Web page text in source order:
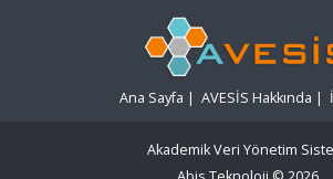
Ana Sayfa | AVESİS Hakkında |
Akademik Veri Yönetim